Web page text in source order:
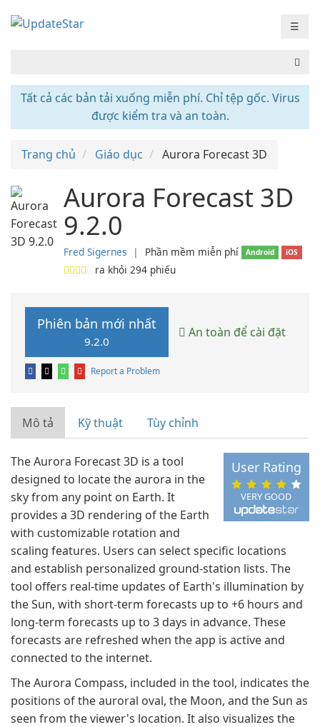
☰
Tất cả các bản tải xuống miễn phí. Chỉ tệp gốc. Virus
được kiểm tra và an toàn.
Trang chủ Giáo dục Aurora Forecast 3D
Aurora Forecast 3D
9.2.0
Fred Sigernes ❘ Phần mềm miễn phí Android iOS
ra khỏi 294 phiếu
Phiên bản mới nhất
9.2.0
An toàn để cài đặt
Report a Problem
Mô tả Kỹ thuật Tùy chỉnh
VERY GOOD
User Rating
The Aurora Forecast 3D is a tool
designed to locate the aurora in the
sky from any point on Earth. It
provides a 3D rendering of the Earth
with customizable rotation and
scaling features. Users can select specific locations
and establish personalized ground-station lists. The
tool offers real-time updates of Earth's illumination by
the Sun, with short-term forecasts up to +6 hours and
long-term forecasts up to 3 days in advance. These
forecasts are refreshed when the app is active and
connected to the internet.
The Aurora Compass, included in the tool, indicates the
positions of the auroral oval, the Moon, and the Sun as
seen from the viewer's location. It also visualizes the